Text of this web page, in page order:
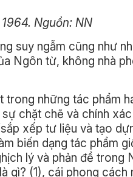
Nguồn: NN
suy ngẫm cũng như
Ngôn từ, không nhà
những tác phẩm
chặt chẽ và chính
xếp tư liệu và tạo
biến dạng tác phẩm
lý và phản đề trong
gì? (1), cái phong cách